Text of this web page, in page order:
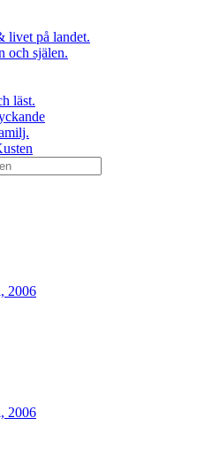
livet på landet.
och själen.
läst.
2006
2006